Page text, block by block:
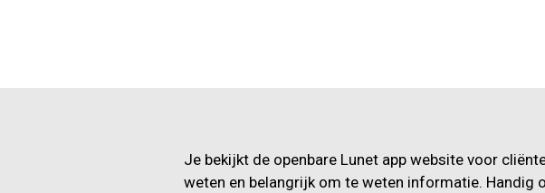
Je bekijkt de openbare Lunet app website voor
weten en belangrijk om te weten informatie. Handig